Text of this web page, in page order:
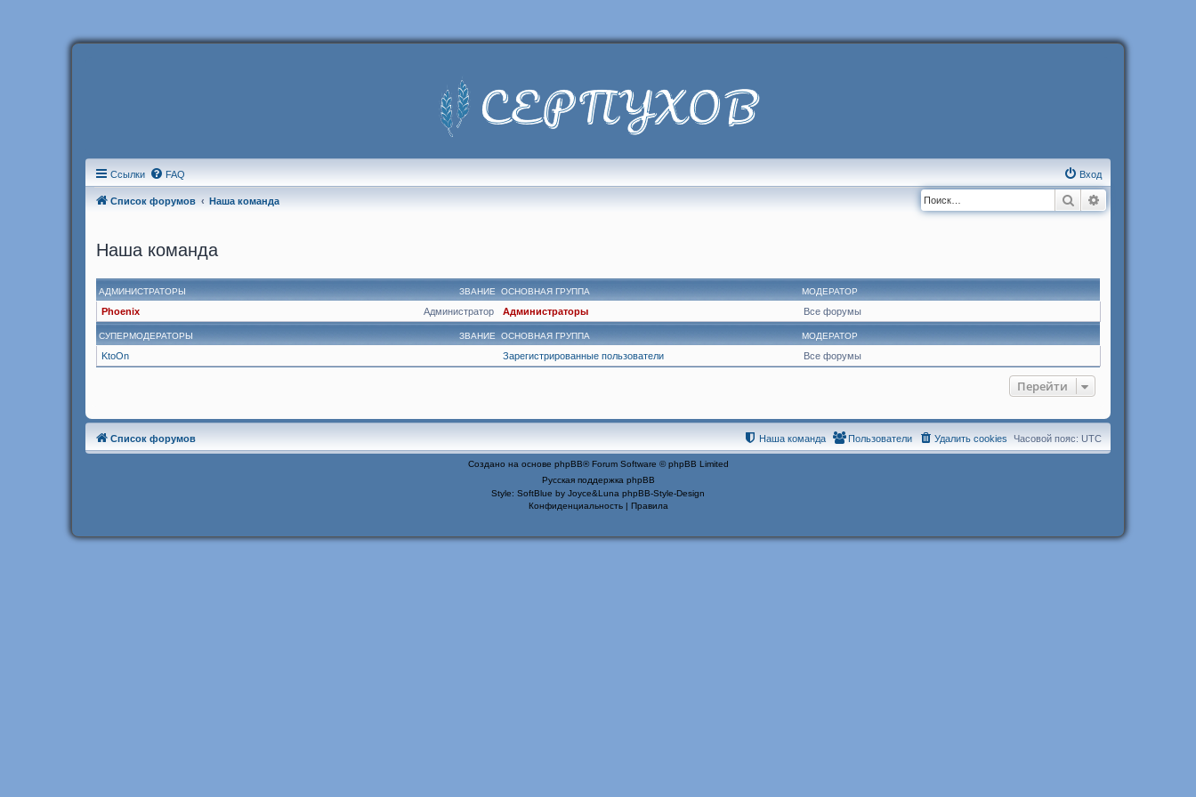
Ссылки FAQ Вход
Список форумов Наша команда Поиск
Наша команда
ЗВАНИЕ
АДМИНИСТРАТОРЫ ОСНОВНАЯ ГРУППА МОДЕРАТОР
Администратор
Phoenix Администраторы Все форумы
ЗВАНИЕ
СУПЕРМОДЕРАТОРЫ ОСНОВНАЯ ГРУППА МОДЕРАТОР
KtoOn Зарегистрированные пользователи Все форумы
Перейти
Список форумов Часовой пояс: UTC
Удалить cookies
Пользователи
Наша команда
Создано на основе phpBB® Forum Software © phpBB Limited
Русская поддержка phpBB
Style: SoftBlue by Joyce&Luna phpBB-Style-Design
Конфиденциальность| Правила